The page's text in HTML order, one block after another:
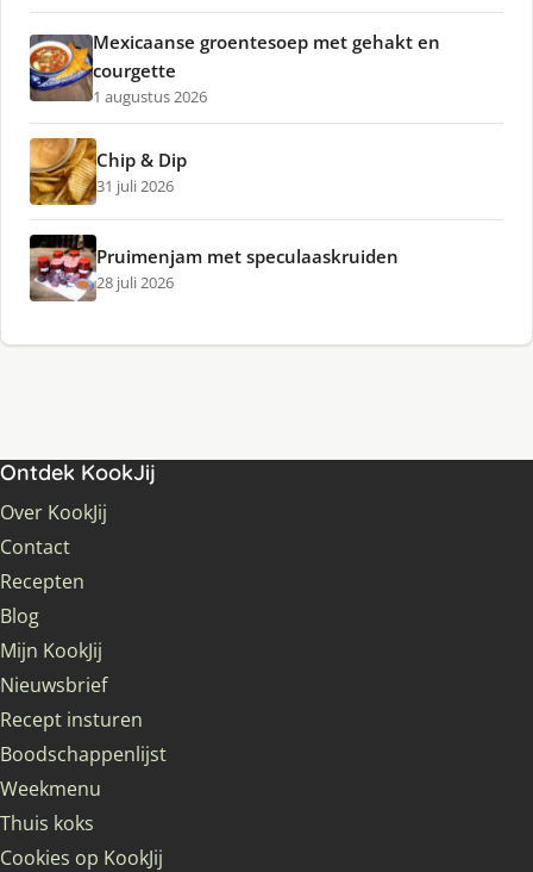
Mexicaanse groentesoep met gehakt en
courgette
1 augustus 2026
Chip & Dip
31 juli 2026
Pruimenjam met speculaaskruiden
28 juli 2026
Ontdek KookJij
Over KookJij
Contact
Recepten
Blog
Mijn KookJij
Nieuwsbrief
Recept insturen
Boodschappenlijst
Weekmenu
Thuis koks
Cookies op KookJij